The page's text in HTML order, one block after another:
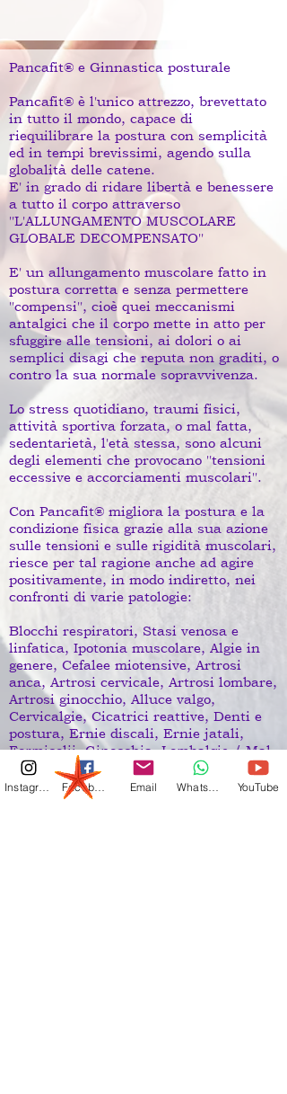
Pancafit® e Ginnastica posturale
Pancafit® è l'unico attrezzo, brevettato
in tutto il mondo, capace di
riequilibrare la postura con semplicità
ed in tempi brevissimi, agendo sulla
globalità delle catene.
E' in grado di ridare libertà e benessere
a tutto il corpo attraverso
''L'ALLUNGAMENTO MUSCOLARE
GLOBALE DECOMPENSATO''
E' un allungamento muscolare fatto in
postura corretta e senza permettere
''compensi'', cioè quei meccanismi
antalgici che il corpo mette in atto per
sfuggire alle tensioni, ai dolori o ai
semplici disagi che reputa non graditi, o
contro la sua normale sopravvivenza.
Lo stress quotidiano, traumi fisici,
attività sportiva forzata, o mal fatta,
sedentarietà, l'età stessa, sono alcuni
degli elementi che provocano ''tensioni
eccessive e accorciamenti muscolari''.
Con Pancafit® migliora la postura e la
condizione fisica grazie alla sua azione
sulle tensioni e sulle rigidità muscolari,
riesce per tal ragione anche ad agire
positivamente, in modo indiretto, nei
confronti di varie patologie:
Blocchi respiratori, Stasi venosa e
linfatica, Ipotonia muscolare, Algie in
genere, Cefalee miotensive, Artrosi
anca, Artrosi cervicale, Artrosi lombare,
Artrosi ginocchio, Alluce valgo,
Cervicalgie, Cicatrici reattive, Denti e
postura, Ernie discali, Ernie jatali,
Formicolii, Ginocchia, Lombalgie / Mal
di schiena, Lombosciatalgie, Occhi e
postura, Parestesie, Piedi , Protrusioni ,
Tunnel carpale
Email YouTube